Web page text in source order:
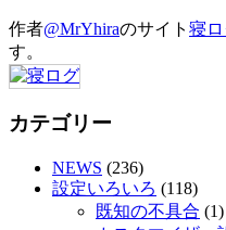
作者@MrYhiraのサイト 寝
す。
カテゴリー
NEWS (236)
設定いろいろ (118)
既知の不具合 (1)